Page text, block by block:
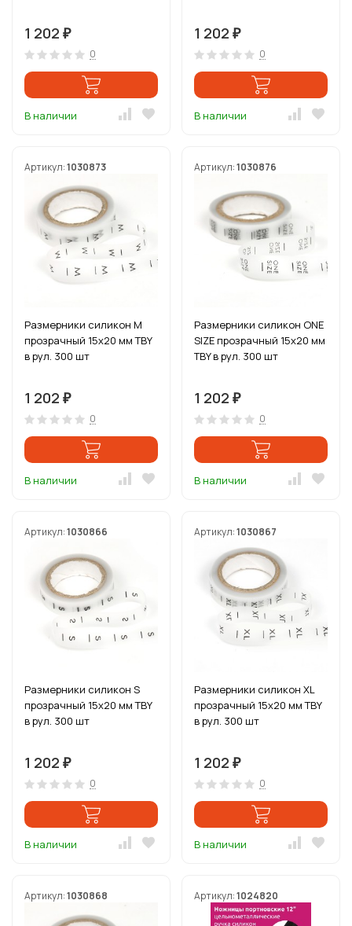
1 202 ₽
0
В наличии
1 202 ₽
0
В наличии
Артикул:1030873
Размерники силикон M
прозрачный 15х20 мм TBY
в рул. 300 шт
1 202 ₽
0
В наличии
Артикул:1030876
Размерники силикон ONE
SIZE прозрачный 15х20 мм
TBY в рул. 300 шт
1 202 ₽
0
В наличии
Артикул:1030866
Размерники силикон S
прозрачный 15х20 мм TBY
в рул. 300 шт
1 202 ₽
0
В наличии
Артикул:1030867
Размерники силикон XL
прозрачный 15х20 мм TBY
в рул. 300 шт
1 202 ₽
0
В наличии
Артикул:1030868 Артикул:1024820